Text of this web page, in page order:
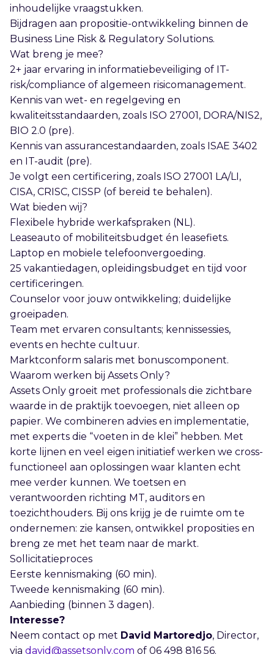
inhoudelijke vraagstukken.
Bijdragen aan propositie-ontwikkeling binnen de
Business Line Risk & Regulatory Solutions.
Wat breng je mee?
2+ jaar ervaring in informatiebeveiliging of IT-
risk/compliance of algemeen risicomanagement.
Kennis van wet- en regelgeving en
kwaliteitsstandaarden, zoals ISO 27001, DORA/NIS2,
BIO 2.0 (pre).
Kennis van assurancestandaarden, zoals ISAE 3402
en IT-audit (pre).
Je volgt een certificering, zoals ISO 27001 LA/LI,
CISA, CRISC, CISSP (of bereid te behalen).
Wat bieden wij?
Flexibele hybride werkafspraken (NL).
Leaseauto of mobiliteitsbudget én leasefiets.
Laptop en mobiele telefoonvergoeding.
25 vakantiedagen, opleidingsbudget en tijd voor
certificeringen.
Counselor voor jouw ontwikkeling; duidelijke
groeipaden.
Team met ervaren consultants; kennissessies,
events en hechte cultuur.
Marktconform salaris met bonuscomponent.
Waarom werken bij Assets Only?
Assets Only groeit met professionals die zichtbare
waarde in de praktijk toevoegen, niet alleen op
papier. We combineren advies en implementatie,
met experts die “voeten in de klei” hebben. Met
korte lijnen en veel eigen initiatief werken we cross-
functioneel aan oplossingen waar klanten echt
mee verder kunnen. We toetsen en
verantwoorden richting MT, auditors en
toezichthouders. Bij ons krijg je de ruimte om te
ondernemen: zie kansen, ontwikkel proposities en
breng ze met het team naar de markt.
Sollicitatieproces
Eerste kennismaking (60 min).
Tweede kennismaking (60 min).
Aanbieding (binnen 3 dagen).
Interesse?
Neem contact op met David Martoredjo, Director,
via david@assetsonly.com of 06 498 816 56.